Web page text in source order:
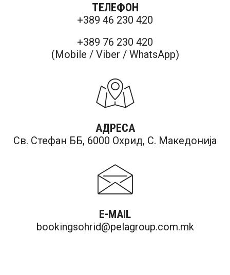
ТЕЛЕФОН
+389 46 230 420
+389 76 230 420
(Mobile / Viber / WhatsApp)
АДРЕСА
Св. Стефан ББ, 6000 Охрид, С. Македонија
E-MAIL
bookingsohrid@pelagroup.com.mk